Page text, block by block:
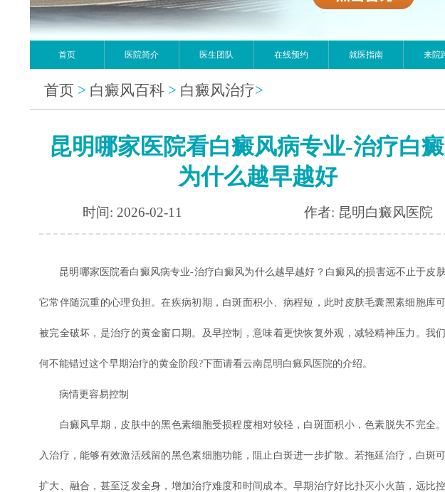
首页 医院简介 医生团队 在线预约 就医指南 来院
首页 > 白癜风百科 > 白癜风治疗>
昆明哪家医院看白癜风病专业-治疗白
为什么越早越好
时间: 2026-02-11 作者: 昆明白癜风医院
昆明哪家医院看白癜风病专业-治疗白癜风为什么越早越好？白癜风的损害远不止于皮肤
它常伴随沉重的心理负担。在疾病初期，白斑面积小、病程短，此时皮肤毛囊黑素细胞库
被完全破坏，是治疗的黄金窗口期。及早控制，意味着更快恢复外观，减轻精神压力。我
何不能错过这个早期治疗的黄金阶段?下面请看云南昆明白癜风医院的介绍。
病情更容易控制
白癜风早期，皮肤中的黑色素细胞受损程度相对较轻，白斑面积小，色素脱失不完全
入治疗，能够有效激活残留的黑色素细胞功能，阻止白斑进一步扩散。若拖延治疗，白斑
扩大、融合，甚至泛发全身，增加治疗难度和时间成本。早期治疗好比扑灭小火苗，远比